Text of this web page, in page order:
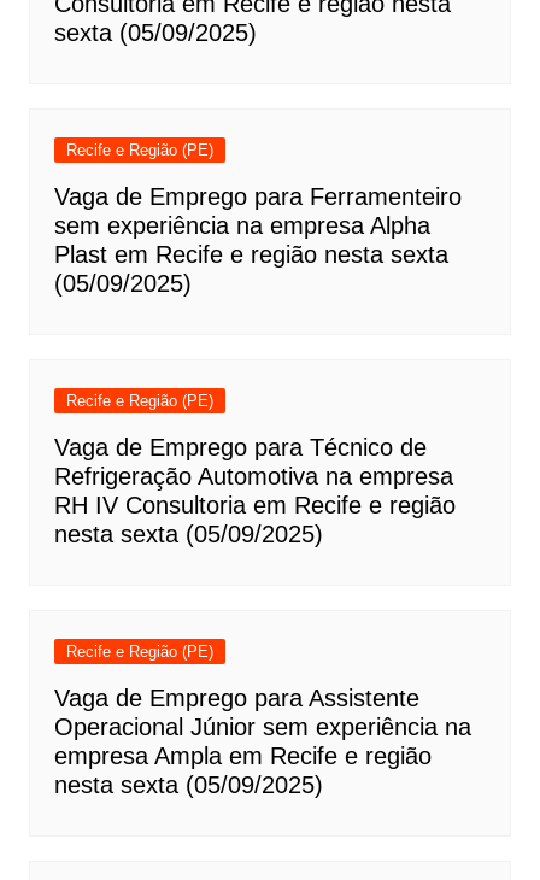
sexta (05/09/2025)
Recife e Região (PE)
Vaga de Emprego para Ferramenteiro
sem experiência na empresa Alpha
Plast em Recife e região nesta sexta
(05/09/2025)
Recife e Região (PE)
Vaga de Emprego para Técnico de
Refrigeração Automotiva na empresa
RH IV Consultoria em Recife e região
nesta sexta (05/09/2025)
Recife e Região (PE)
Vaga de Emprego para Assistente
Operacional Júnior sem experiência na
empresa Ampla em Recife e região
nesta sexta (05/09/2025)